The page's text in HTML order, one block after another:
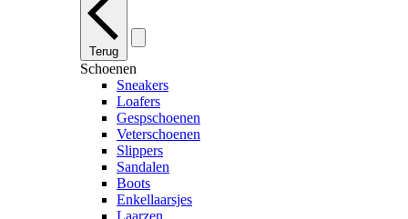
Terug
Schoenen
Sneakers
Loafers
Gespschoenen
Veterschoenen
Slippers
Sandalen
Boots
Enkellaarsjes
Laarzen